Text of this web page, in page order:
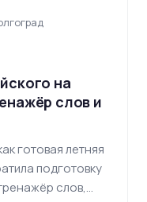
на
слов и
готовая летняя
подготовку
слов,